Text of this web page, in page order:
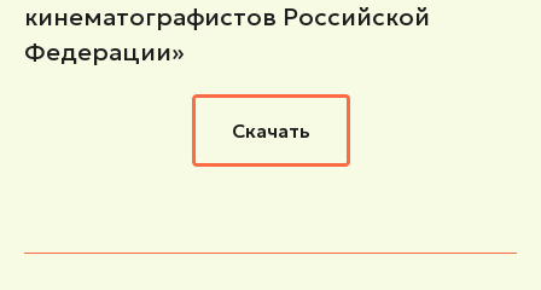
кинематографистов Российской
Федерации»
Скачать